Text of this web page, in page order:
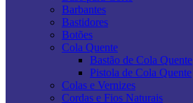
Barbantes
Bastidores
Botões
Cola Quente
Bastão de Cola Quente
Pistola de Cola Quente
Colas e Vernizes
Cordas e Fios Naturais